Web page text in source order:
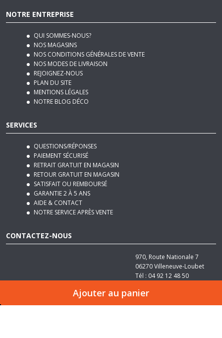
Ajouter au panier
QUI SOMMES-NOUS?
NOS MAGASINS
NOS CONDITIONS GÉNÉRALES DE VENTE
NOS MODES DE LIVRAISON
REJOIGNEZ-NOUS
PLAN DU SITE
MENTIONS LÉGALES
NOTRE BLOG DÉCO
SERVICES
QUESTIONS/RÉPONSES
PAIEMENT SÉCURISÉ
RETRAIT GRATUIT EN MAGASIN
RETOUR GRATUIT EN MAGASIN
SATISFAIT OU REMBOURSÉ
GARANTIE 2 À 5 ANS
AIDE & CONTACT
NOTRE SERVICE APRÈS VENTE
CONTACTEZ-NOUS
06270Villeneuve-Loubet
Tél : 04 92 12 48 50
Email :contact@basika.fr